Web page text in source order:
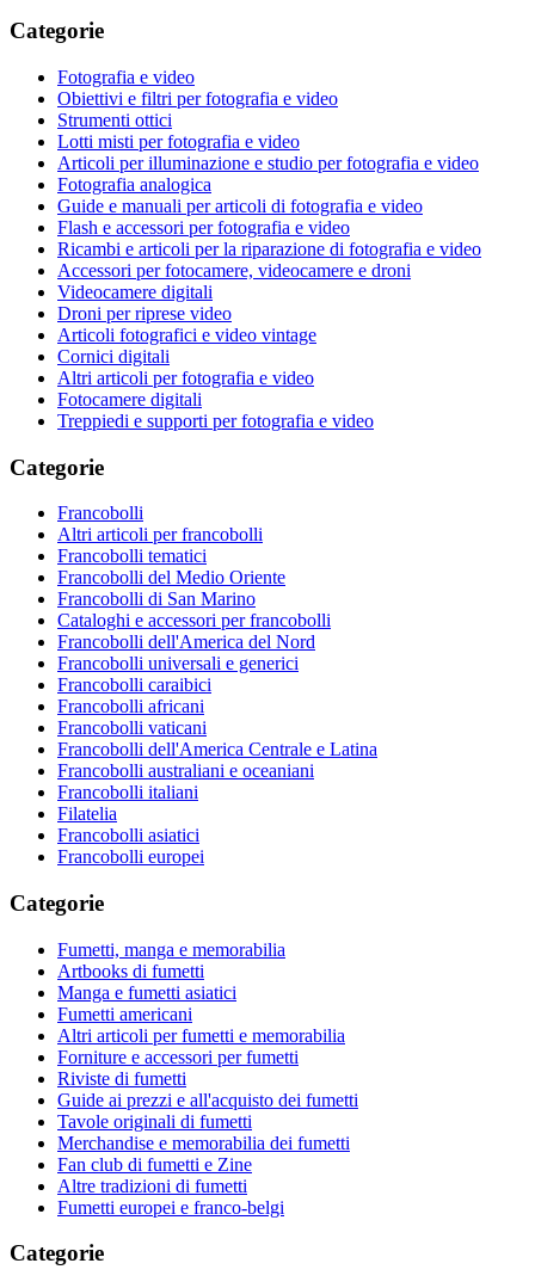
Categorie
Fotografia e video
Obiettivi e filtri per fotografia e video
Strumenti ottici
Lotti misti per fotografia e video
Articoli per illuminazione e studio per fotografia e video
Fotografia analogica
Guide e manuali per articoli di fotografia e video
Flash e accessori per fotografia e video
Ricambi e articoli per la riparazione di fotografia e video
Accessori per fotocamere, videocamere e droni
Videocamere digitali
Droni per riprese video
Articoli fotografici e video vintage
Cornici digitali
Altri articoli per fotografia e video
Fotocamere digitali
Treppiedi e supporti per fotografia e video
Categorie
Francobolli
Altri articoli per francobolli
Francobolli tematici
Francobolli del Medio Oriente
Francobolli di San Marino
Cataloghi e accessori per francobolli
Francobolli dell'America del Nord
Francobolli universali e generici
Francobolli caraibici
Francobolli africani
Francobolli vaticani
Francobolli dell'America Centrale e Latina
Francobolli australiani e oceaniani
Francobolli italiani
Filatelia
Francobolli asiatici
Francobolli europei
Categorie
Fumetti, manga e memorabilia
Artbooks di fumetti
Manga e fumetti asiatici
Fumetti americani
Altri articoli per fumetti e memorabilia
Forniture e accessori per fumetti
Riviste di fumetti
Guide ai prezzi e all'acquisto dei fumetti
Tavole originali di fumetti
Merchandise e memorabilia dei fumetti
Fan club di fumetti e Zine
Altre tradizioni di fumetti
Fumetti europei e franco-belgi
Categorie